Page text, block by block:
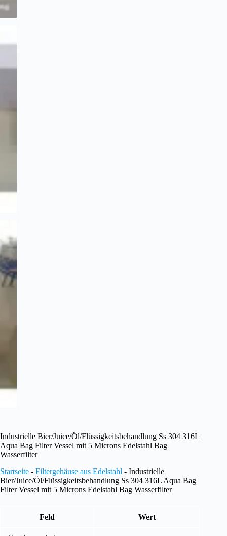
Industrielle Bier/Juice/Öl/Flüssigkeitsbehandlung Ss 304 316L
Aqua Bag Filter Vessel mit 5 Microns Edelstahl Bag
Wasserfilter
Startseite - Filtergehäuse aus Edelstahl - Industrielle
Bier/Juice/Öl/Flüssigkeitsbehandlung Ss 304 316L Aqua Bag
Filter Vessel mit 5 Microns Edelstahl Bag Wasserfilter
Feld Wert